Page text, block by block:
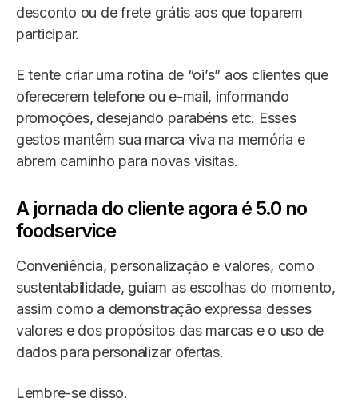
desconto ou de frete grátis aos que toparem
participar.
E tente criar uma rotina de “oi’s” aos clientes que
oferecerem telefone ou e-mail, informando
promoções, desejando parabéns etc. Esses
gestos mantêm sua marca viva na memória e
abrem caminho para novas visitas.
A jornada do cliente agora é 5.0 no
foodservice
Conveniência, personalização e valores, como
sustentabilidade, guiam as escolhas do momento,
assim como a demonstração expressa desses
valores e dos propósitos das marcas e o uso de
dados para personalizar ofertas.
Lembre-se disso.